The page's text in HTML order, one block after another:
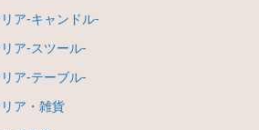
ア-キャンドル-
ア-スツール-
ア-テーブル-
ア・雑貨